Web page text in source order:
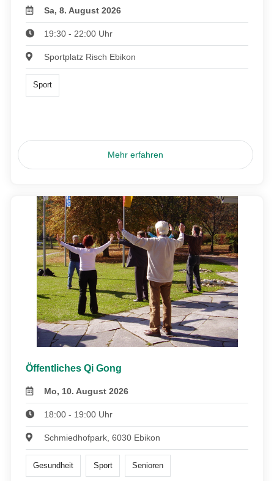
Sa, 8. August 2026
19:30 - 22:00 Uhr
Sportplatz Risch Ebikon
Sport
Mehr erfahren
Öffentliches Qi Gong
Mo, 10. August 2026
18:00 - 19:00 Uhr
Schmiedhofpark, 6030 Ebikon
Gesundheit Sport Senioren